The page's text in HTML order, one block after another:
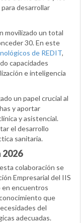
desarrollar
movilizado un total
30. En este
de REDIT,
capacidades
e inteligencia
un papel crucial al
y aportar
y asistencial.
el desarrollo
sanitaria.
colaboración se
Empresarial del IIS
en encuentros
que
del
adecuadas.